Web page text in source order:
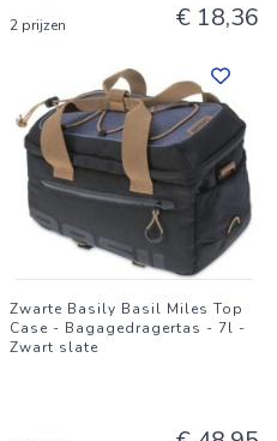
2 prijzen € 18,36
Zwarte Basily Basil Miles Top
Case - Bagagedragertas - 7l -
Zwart slate